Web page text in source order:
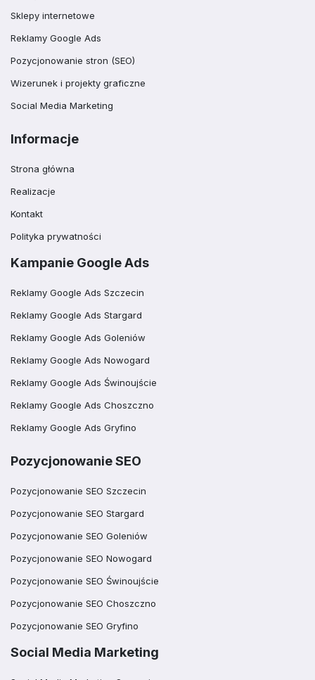
Sklepy internetowe
Reklamy Google Ads
Pozycjonowanie stron (SEO)
Wizerunek i projekty graficzne
Social Media Marketing
Informacje
Strona główna
Realizacje
Kontakt
Polityka prywatności
Kampanie Google Ads
Reklamy Google Ads Szczecin
Reklamy Google Ads Stargard
Reklamy Google Ads Goleniów
Reklamy Google Ads Nowogard
Reklamy Google Ads Świnoujście
Reklamy Google Ads Choszczno
Reklamy Google Ads Gryfino
Pozycjonowanie SEO
Pozycjonowanie SEO Szczecin
Pozycjonowanie SEO Stargard
Pozycjonowanie SEO Goleniów
Pozycjonowanie SEO Nowogard
Pozycjonowanie SEO Świnoujście
Pozycjonowanie SEO Choszczno
Pozycjonowanie SEO Gryfino
Social Media Marketing